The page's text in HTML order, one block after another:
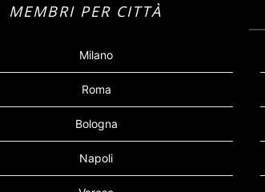
MEMBRI PER CITTÀ
Milano
Roma
Bologna
Napoli